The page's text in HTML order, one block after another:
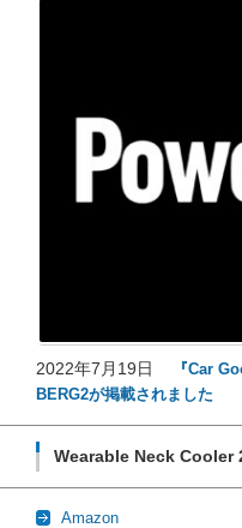
2022年7月19日
『Car
BERG2が掲載されました
Wearable Neck Cooler
Amazon